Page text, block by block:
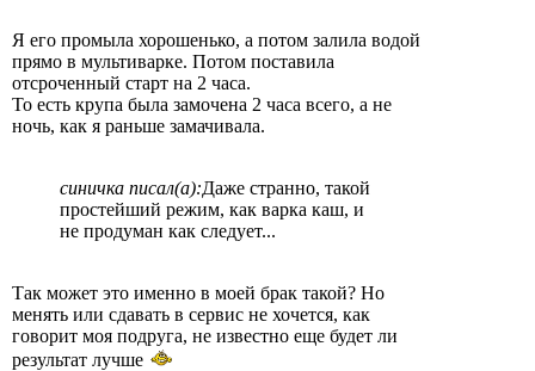
Я его промыла хорошенько, а потом залила водой
прямо в мультиварке. Потом поставила
отсроченный старт на 2 часа.
То есть крупа была замочена 2 часа всего, а не
ночь, как я раньше замачивала.
синичка писал(а):Даже странно, такой
простейший режим, как варка каш, и
не продуман как следует...
Так может это именно в моей брак такой? Но
менять или сдавать в сервис не хочется, как
говорит моя подруга, не известно еще будет ли
результат лучше